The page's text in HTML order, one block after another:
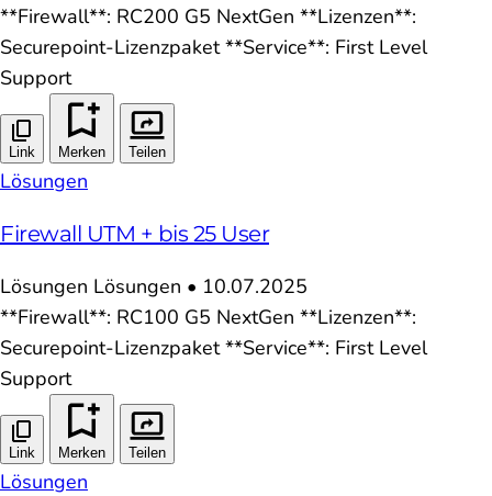
**Firewall**: RC200 G5 NextGen **Lizenzen**:
Securepoint-Lizenzpaket **Service**: First Level
Support
Link Merken Teilen
Lösungen
Firewall UTM + bis 25 User
Lösungen Lösungen • 10.07.2025
**Firewall**: RC100 G5 NextGen **Lizenzen**:
Securepoint-Lizenzpaket **Service**: First Level
Support
Link Merken Teilen
Lösungen